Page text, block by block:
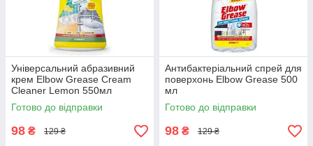
Універсальний абразивний
крем Elbow Grease Cream
Cleaner Lemon 550мл
Готово до відправки
98 ₴ 129 ₴
Антибактеріальний спрей для
поверхонь Elbow Grease 500
мл
Готово до відправки
98 ₴ 129 ₴